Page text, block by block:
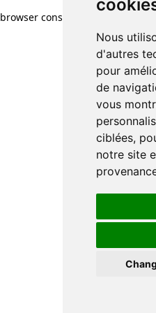
Nous
d'autres
pour
de
vous
ciblées,
notre site
Nous
d'autres
pour
de
vous
ciblées,
notre site
browser console for more